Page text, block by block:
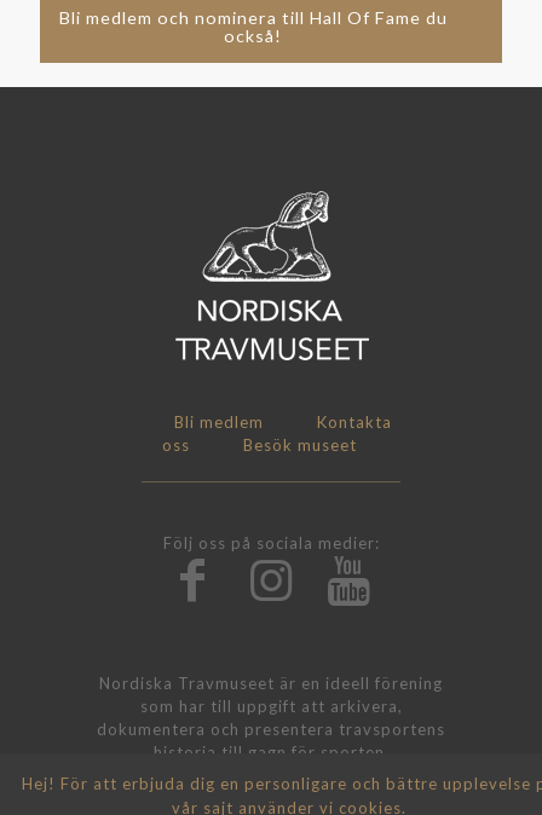
Bli medlem och nominera till Hall Of Fame du
också!
Bli medlem
Kontakta
oss
Besök museet
Följ oss på sociala medier:
Nordiska Travmuseet är en ideell förening
som har till uppgift att arkivera,
dokumentera och presentera travsportens
historia till gagn för sporten.
Hej! För att erbjuda dig en personligare och bättre upplevelse
vår sajt använder vi cookies.